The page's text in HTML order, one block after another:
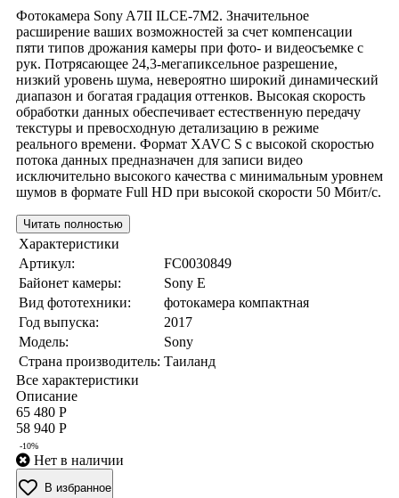
Фотокамера Sony A7II ILCE-7M2. Значительное
расширение ваших возможностей за счет компенсации
пяти типов дрожания камеры при фото- и видеосъемке с
рук. Потрясающее 24,3-мегапиксельное разрешение,
низкий уровень шума, невероятно широкий динамический
диапазон и богатая градация оттенков. Высокая скорость
обработки данных обеспечивает естественную передачу
текстуры и превосходную детализацию в режиме
реального времени. Формат XAVC S с высокой скоростью
потока данных предназначен для записи видео
исключительно высокого качества с минимальным уровнем
шумов в формате Full HD при высокой скорости 50 Мбит/с.
Читать полностью
Характеристики
Артикул:
FC0030849
Байонет камеры:
Sony E
Вид фототехники:
фотокамера компактная
Год выпуска:
2017
Модель:
Sony
Страна производитель: Таиланд
Все характеристики
Описание
65 480 Р
58 940 Р
-10%
Нет в наличии
В избранное